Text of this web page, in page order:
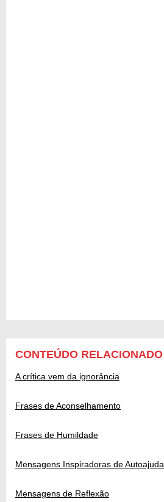
CONTEÚDO RELACIONADO
A crítica vem da ignorância
Frases de Aconselhamento
Frases de Humildade
Mensagens Inspiradoras de Autoajuda
Mensagens de Reflexão